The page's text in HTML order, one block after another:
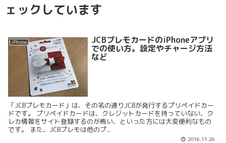
ェックしています
iPhone JCBプレモカードのiPhoneアプリ
での使い方。設定やチャージ方法
など
「JCBプレモカード」は、その名の通りJCBが発行するプリペイドカー
ドです。 プリペイドカードは、クレジットカードを持っていない、ク
レカ情報をサイト登録するのが怖い、といった方には大変便利なもの
です。 また、JCBプレモは他のプ...
2016.11.26